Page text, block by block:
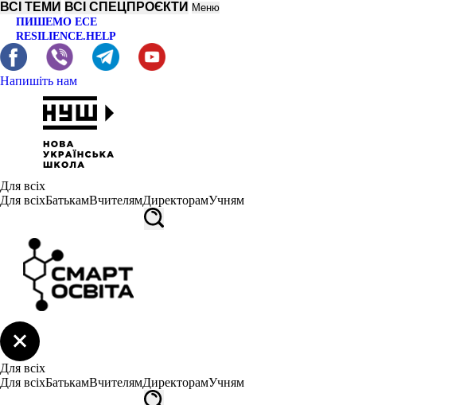
ВСІ ТЕМИ ВСІ СПЕЦПРОЄКТИ Меню
ПИШЕМО ЕСЕ
RESILIENCE.HELP
Напишіть нам
Для всіх
Для всіхБатькамВчителямДиректорамУчням
Для всіх
Для всіхБатькамВчителямДиректорамУчням